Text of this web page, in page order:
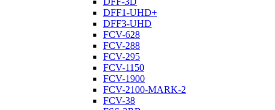
DFF1-UHD+
DFF3-UHD
FCV-628
FCV-288
FCV-295
FCV-1150
FCV-1900
FCV-2100-MARK-2
FCV-38